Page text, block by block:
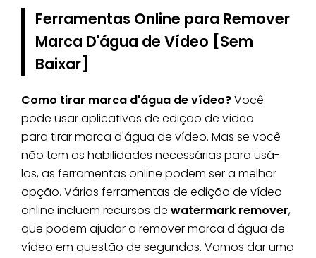
Ferramentas Online para Remover
Marca D'água de Vídeo [Sem
Baixar]
Como tirar marca d'água de vídeo?Você
pode usar aplicativos de edição de vídeo
para tirar marca d'água de vídeo. Mas se você
não tem as habilidades necessárias para usá-
los, as ferramentas online podem ser a melhor
opção. Várias ferramentas de edição de vídeo
online incluem recursos de watermark remover,
que podem ajudar a remover marca d'água de
vídeo em questão de segundos. Vamos dar uma